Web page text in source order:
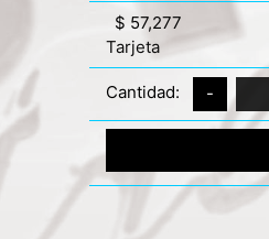
$ 57,277
Tarjeta
Cantidad: -